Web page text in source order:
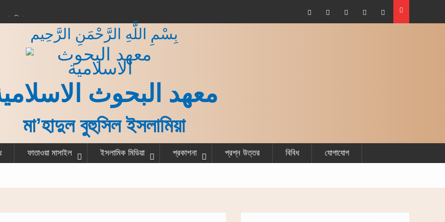
বিধান
শেষ করে একজন
গরু বর্গা দেওয়ার বিধান
بِسْمِ اللَّهِ الرَّحْمَنِ الرَّحِيم
معهد البحوث
মা’হাদুল বুহুসিল ইসলামিয়া
ফাতাওয়া মাসাইল ইসলামিক মিডিয়া প্রকাশনা প্রশ্ন উত্তর বিবিধ যোগাযোগ